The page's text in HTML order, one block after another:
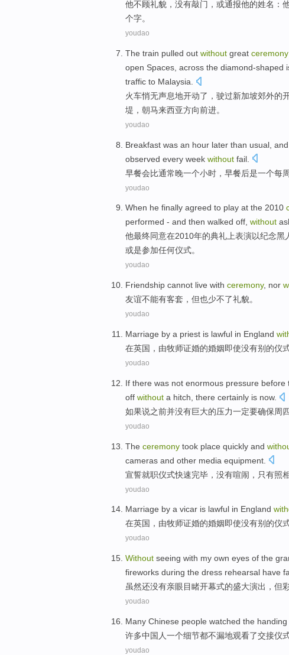
他不顾礼貌，没有敲门 ， 或通报他的姓名 ：
个字。
youdao
The train pulled out without great ceremony
open Spaces across the diamond-shaped
traffic to Malaysia
火车悄无声息地开动了， 驶过新加坡郊外的
堤，朝马来西亚方向前进。
youdao
Breakfast was an hour later than usual , and
observed every week without fail.
早餐会比通常晚一个小时 ， 早餐后是一个每
youdao
When he finally agreed to play at the 2010
performed - and then walked off, without
他最终同意在2010年的典礼上表演以纪念黑
或是参加任何仪式。
youdao
Friendship cannot live with ceremony, nor
友谊不能有客套， 但也少不了礼貌。
youdao
Marriage by a priest is lawful in England
在英国 ， 由牧师证婚的婚姻即使没有别的仪
youdao
If there was not enormous pressure before
off without a hitch there certainly is now.
如果说之前并没有巨大的压力一定要确保周
youdao
The ceremony took place quickly and
cameras and other media equipment
宣誓就职仪式快速完毕， 没有喧闹 ， 只有照
youdao
Marriage by a vicar is lawful in England
在英国 ， 由牧师证婚的婚姻即使没有别的仪
youdao
Without seeing with my own eyes of the
fireworks during the dress rehearsal have
虽然还没有亲眼目睹开幕式的盛大演出 ，但
youdao
Many Chinese people watched the
许多中国人一个细节都不漏地观看了交接仪
youdao